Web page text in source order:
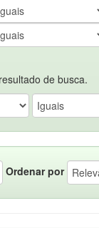
de busca.
Ordenar por